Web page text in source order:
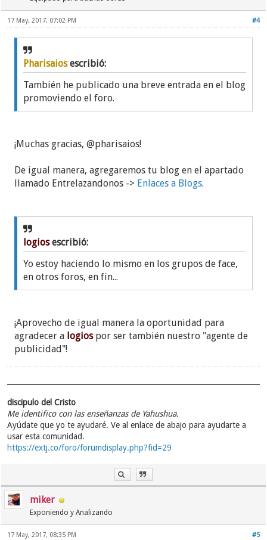
#4
17 May, 2017, 07:02 PM
Pharisaiosescribió:
También he publicado una breve entrada en el blog
promoviendo el foro.
¡Muchas gracias, @pharisaios!
De igual manera, agregaremos tu blog en el apartado
llamado Entrelazandonos -> Enlaces a Blogs.
logiosescribió:
Yo estoy haciendo lo mismo en los grupos de face,
en otros foros, en fin...
¡Aprovecho de igual manera la oportunidad para
agradecer a logiospor ser también nuestro "agente de
publicidad"!
discipulo del Cristo
Me identifico con las enseñanzas de Yahushua.
Ayúdate que yo te ayudaré. Ve al enlace de abajo para ayudarte a
usar esta comunidad.
https://extj.co/foro/forumdisplay.php?fid=29
miker
Exponiendo y Analizando
#5
17 May, 2017, 08:35 PM